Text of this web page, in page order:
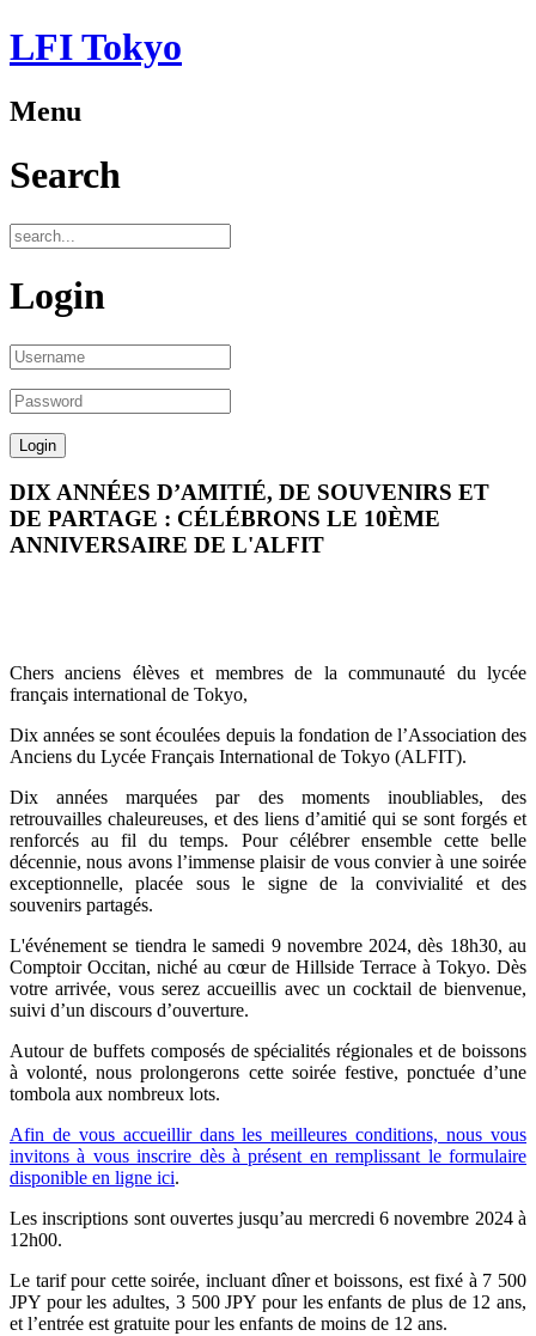
LFI Tokyo
Menu
Search
Login
DIX ANNÉES D’AMITIÉ, DE SOUVENIRS ET
DE PARTAGE : CÉLÉBRONS LE 10ÈME
ANNIVERSAIRE DE L'ALFIT
Chers anciens élèves et membres de la communauté du lycée
français international de Tokyo,
Dix années se sont écoulées depuis la fondation de l’Association des
Anciens du Lycée Français International de Tokyo (ALFIT).
Dix années marquées par des moments inoubliables, des
retrouvailles chaleureuses, et des liens d’amitié qui se sont forgés et
renforcés au fil du temps. Pour célébrer ensemble cette belle
décennie, nous avons l’immense plaisir de vous convier à une soirée
exceptionnelle, placée sous le signe de la convivialité et des
souvenirs partagés.
L'événement se tiendra le samedi 9 novembre 2024, dès 18h30, au
Comptoir Occitan, niché au cœur de Hillside Terrace à Tokyo. Dès
votre arrivée, vous serez accueillis avec un cocktail de bienvenue,
suivi d’un discours d’ouverture.
Autour de buffets composés de spécialités régionales et de boissons
à volonté, nous prolongerons cette soirée festive, ponctuée d’une
tombola aux nombreux lots.
Afin de vous accueillir dans les meilleures conditions, nous vous
invitons à vous inscrire dès à présent en remplissant le formulaire
disponible en ligne ici.
Les inscriptions sont ouvertes jusqu’au mercredi 6 novembre 2024 à
12h00.
Le tarif pour cette soirée, incluant dîner et boissons, est fixé à 7 500
JPY pour les adultes, 3 500 JPY pour les enfants de plus de 12 ans,
et l’entrée est gratuite pour les enfants de moins de 12 ans.